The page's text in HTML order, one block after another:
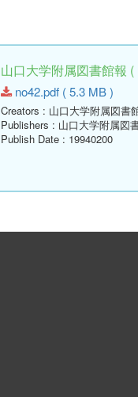
山口大学附属図書館報
no42.pdf ( 5.3 MB )
Creators : 山口大学附属図書
Publishers : 山口大学附属図
Publish Date : 19940200